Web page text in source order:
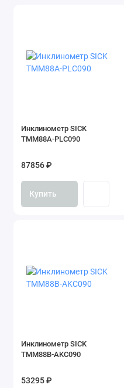
Инклинометр SICK
TMM88A-PLC090
87856 ₽
Купить
Инклинометр SICK
TMM88B-AKC090
53295 ₽